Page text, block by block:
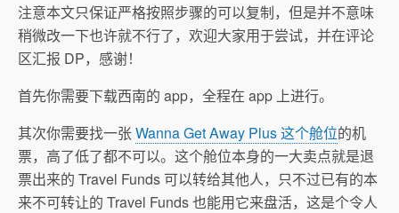
注意本文只保证严格按照步骤的可以复制，但是并不意味
稍微改一下也许就不行了，欢迎大家用于尝试，并在评论
区汇报 DP，感谢！
首先你需要下载西南的 app，全程在 app 上进行。
其次你需要找一张Wanna Get Away Plus 这个舱位的机
票，高了低了都不可以。这个舱位本身的一大卖点就是退
票出来的 Travel Funds 可以转给其他人，只不过已有的本
来不可转让的 Travel Funds 也能用它来盘活，这是个令人